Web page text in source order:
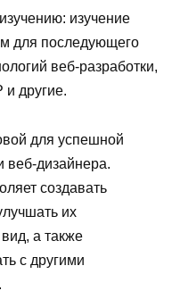
изучение
для последующего
веб-разработки,
и другие.
для успешной
веб-дизайнера.
создавать
их
а также
с другими